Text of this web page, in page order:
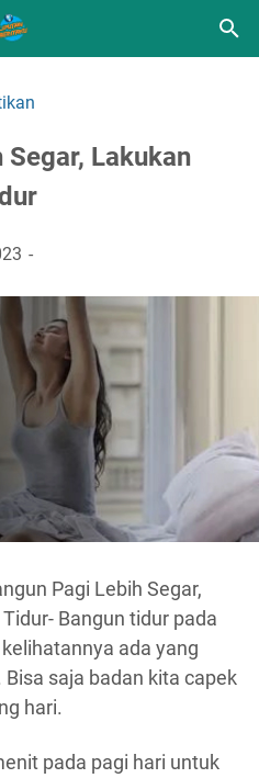
Segar, Lakukan
Pagi Lebih Segar,
Bangun tidur pada
ada yang
saja badan kita capek
hari.
pada pagi hari untuk